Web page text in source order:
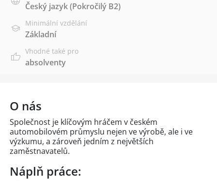
Český jazyk(Pokročilý B2)
Minimální vzdělání
Základní
Vhodné také pro
absolventy
O nás
Společnost je klíčovým hráčem v českém
automobilovém průmyslu nejen ve výrobě, ale i ve
výzkumu, a zároveň jedním z největších
zaměstnavatelů.
Náplň práce: